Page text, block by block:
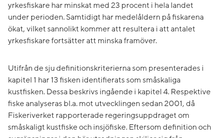
yrkesfiskare har minskat med 23 procent i hela landet
under perioden. Samtidigt har medelåldern på fiskarena
ökat, vilket sannolikt kommer att resultera i att antalet
yrkesfiskare fortsätter att minska framöver.
Utifrån de sju definitionskriterierna som presenterades i
kapitel 1 har 13 fisken identifierats som småskaliga
kustfisken. Dessa beskrivs ingående i kapitel 4. Respektive
fiske analyseras bl.a. mot utvecklingen sedan 2001, då
Fiskeriverket rapporterade regeringsuppdraget om
småskaligt kustfiske och insjöfiske. Eftersom definition och